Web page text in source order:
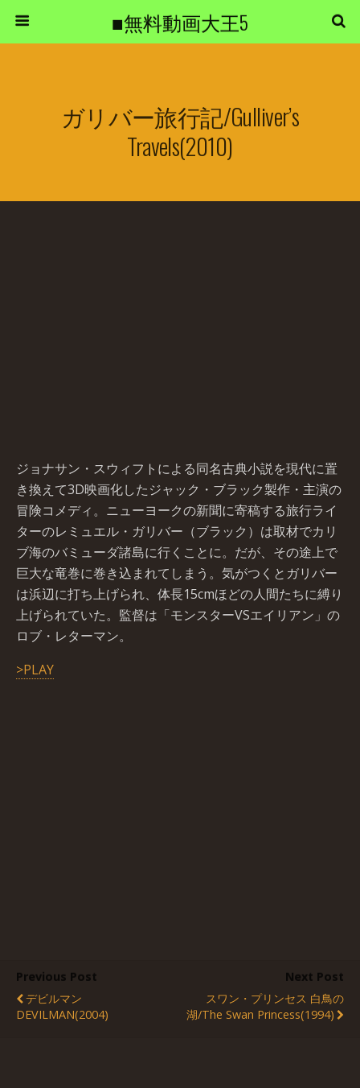
■無料動画大王5
ガリバー旅行記/Gulliver’s
Travels(2010)
ジョナサン・スウィフトによる同名古典小説を現代に置
き換えて3D映画化したジャック・ブラック製作・主演の
冒険コメディ。ニューヨークの新聞に寄稿する旅行ライ
ターのレミュエル・ガリバー（ブラック）は取材でカリ
ブ海のバミューダ諸島に行くことに。だが、その途上で
巨大な竜巻に巻き込まれてしまう。気がつくとガリバー
は浜辺に打ち上げられ、体長15cmほどの人間たちに縛り
上げられていた。監督は「モンスターVSエイリアン」の
ロブ・レターマン。
>PLAY
Previous Post
デビルマン
DEVILMAN(2004)
Next Post
スワン・プリンセス 白鳥の
湖/The Swan Princess(1994)